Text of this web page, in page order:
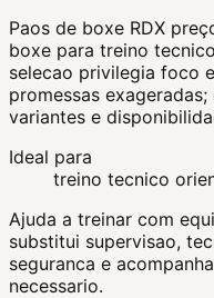
Paos de boxe RDX
boxe para treino
selecao privilegia foco
promessas
variantes e
Ideal para
treino tecnico
Ajuda a treinar com
substitui supervisao,
seguranca e
necessario.